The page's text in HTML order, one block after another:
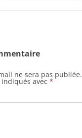
ne sera pas publiée.
avec *